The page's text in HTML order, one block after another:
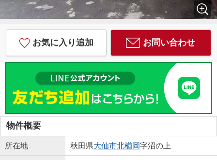
お気に入り追加 お問い合わせ
物件概要
所在地 秋田県大仙市北楢岡字沼の上